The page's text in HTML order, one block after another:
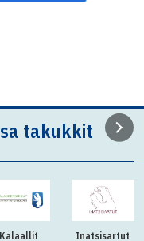
takukkit
Kalaallit Inatsisartut